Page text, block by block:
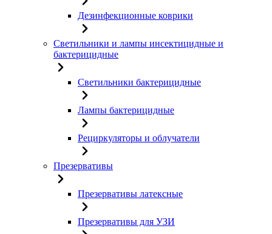
Дезинфекционные коврики
Светильники и лампы инсектицидные и
бактерицидные
Светильники бактерицидные
Лампы бактерицидные
Рециркуляторы и облучатели
Презервативы
Презервативы латексные
Презервативы для УЗИ